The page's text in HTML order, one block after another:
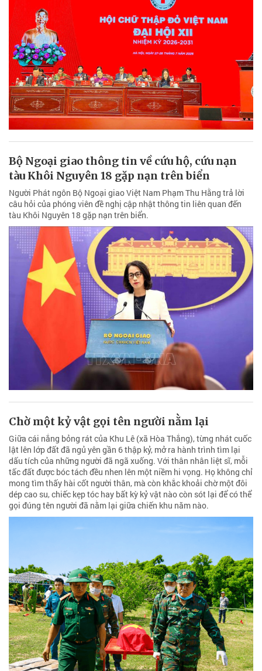
Bộ Ngoại giao thông tin về cứu hộ, cứu nạn
tàu Khôi Nguyên 18 gặp nạn trên biển
Người Phát ngôn Bộ Ngoại giao Việt Nam Phạm Thu Hằng trả lời
câu hỏi của phóng viên đề nghị cập nhật thông tin liên quan đến
tàu Khôi Nguyên 18 gặp nạn trên biển.
Chờ một kỷ vật gọi tên người nằm lại
Giữa cái nắng bỏng rát của Khu Lê (xã Hòa Thắng), từng nhát cuốc
lật lên lớp đất đã ngủ yên gần 6 thập kỷ, mở ra hành trình tìm lại
dấu tích của những người đã ngã xuống. Với thân nhân liệt sĩ, mỗi
tấc đất được bóc tách đều nhen lên một niềm hi vọng. Họ không chỉ
mong tìm thấy hài cốt người thân, mà còn khắc khoải chờ một đôi
dép cao su, chiếc kẹp tóc hay bất kỳ kỷ vật nào còn sót lại để có thể
gọi đúng tên người đã nằm lại giữa chiến khu năm nào.